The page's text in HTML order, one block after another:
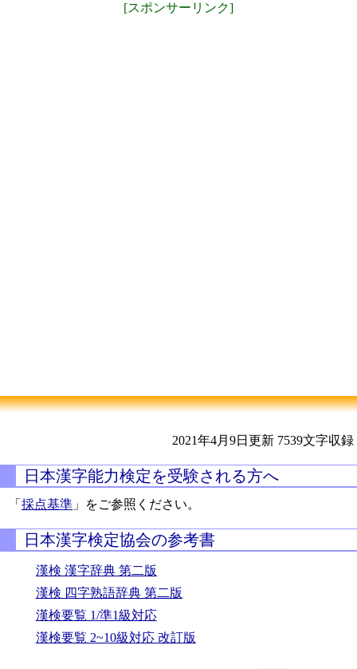
[スポンサーリンク]
2021年4月9日更新 7539文字収録
日本漢字能力検定を受験される方へ
「採点基準 」をご参照ください。
日本漢字検定協会の参考書
漢検 漢字辞典 第二版
漢検 四字熟語辞典 第二版
漢検要覧 1/準1級対応
漢検要覧 2~10級対応 改訂版